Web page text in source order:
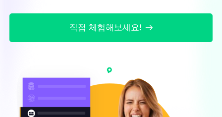
직접 체험해보세요!